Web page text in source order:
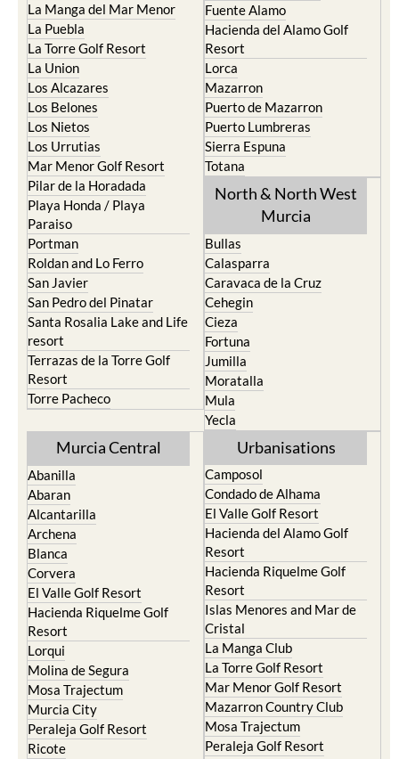
La Manga del Mar Menor
La Puebla
La Torre Golf Resort
La Union
Los Alcazares
Los Belones
Los Nietos
Los Urrutias
Mar Menor Golf Resort
Pilar de la Horadada
Playa Honda / Playa
Paraiso
Portman
Roldan and Lo Ferro
San Javier
San Pedro del Pinatar
Santa Rosalia Lake and Life
resort
Terrazas de la Torre Golf
Resort
Torre Pacheco
Fuente Alamo
Hacienda del Alamo Golf
Resort
Lorca
Mazarron
Puerto de Mazarron
Puerto Lumbreras
Sierra Espuna
Totana
North & North West
Murcia
Bullas
Calasparra
Caravaca de la Cruz
Cehegin
Cieza
Fortuna
Jumilla
Moratalla
Mula
Yecla
Murcia Central
Abanilla
Abaran
Alcantarilla
Archena
Blanca
Corvera
El Valle Golf Resort
Hacienda Riquelme Golf
Resort
Lorqui
Molina de Segura
Mosa Trajectum
Murcia City
Peraleja Golf Resort
Ricote
Urbanisations
Camposol
Condado de Alhama
El Valle Golf Resort
Hacienda del Alamo Golf
Resort
Hacienda Riquelme Golf
Resort
Islas Menores and Mar de
Cristal
La Manga Club
La Torre Golf Resort
Mar Menor Golf Resort
Mazarron Country Club
Mosa Trajectum
Peraleja Golf Resort